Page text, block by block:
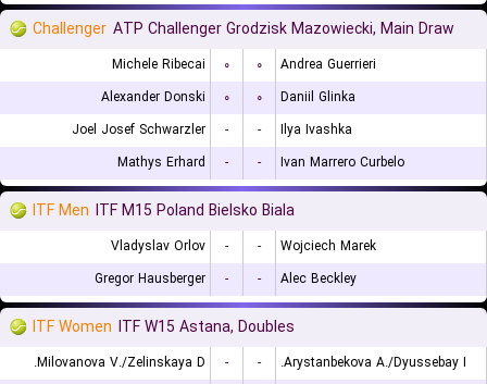
Challenger ATP Challenger Grodzisk Mazowiecki, Main Draw
Michele Ribecai ۰ ۰
Andrea Guerrieri
Alexander Donski
۰ ۰
Daniil Glinka
Joel Josef Schwarzler
- -
Ilya Ivashka
Mathys Erhard
- - Ivan Marrero Curbelo
ITF Men ITF M15 Poland Bielsko Biala
Vladyslav Orlov - -
Wojciech Marek
Gregor Hausberger
- - Alec Beckley
ITF Women ITF W15 Astana, Doubles
Milovanova V./Zelinskaya D. - -
Arystanbekova A./Dyussebay I.